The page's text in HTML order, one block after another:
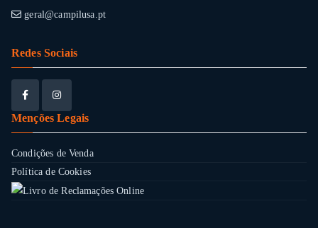
geral@campilusa.pt
Redes Sociais
Menções Legais
Condições de Venda
Política de Cookies